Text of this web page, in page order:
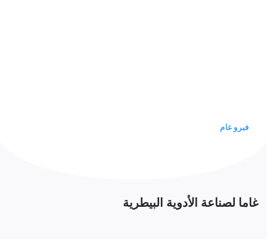
فيرو غام
غاما لصناعة الأدوية البيطرية